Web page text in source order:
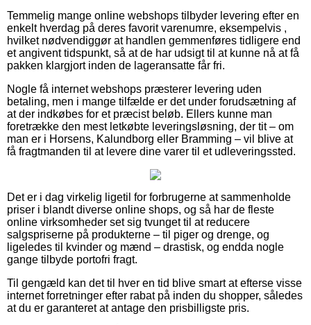
Temmelig mange online webshops tilbyder levering efter en
enkelt hverdag på deres favorit varenumre, eksempelvis ,
hvilket nødvendiggør at handlen gemmenføres tidligere end
et angivent tidspunkt, så at de har udsigt til at kunne nå at få
pakken klargjort inden de lageransatte får fri.
Nogle få internet webshops præsterer levering uden
betaling, men i mange tilfælde er det under forudsætning af
at der indkøbes for et præcist beløb. Ellers kunne man
foretrække den mest letkøbte leveringsløsning, der tit – om
man er i Horsens, Kalundborg eller Bramming – vil blive at
få fragtmanden til at levere dine varer til et udleveringssted.
Det er i dag virkelig ligetil for forbrugerne at sammenholde
priser i blandt diverse online shops, og så har de fleste
online virksomheder set sig tvunget til at reducere
salgspriserne på produkterne – til piger og drenge, og
ligeledes til kvinder og mænd – drastisk, og endda nogle
gange tilbyde portofri fragt.
Til gengæld kan det til hver en tid blive smart at efterse visse
internet forretninger efter rabat på inden du shopper, således
at du er garanteret at antage den prisbilligste pris.